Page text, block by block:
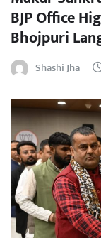
BJP Office
Bhojpuri
Shashi Jha